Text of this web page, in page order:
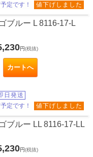
定です！ 値下げしました
ブルー L 8116-17-L
円(税抜)
カートへ
日発送
定です！ 値下げしました
ブルー LL 8116-17-LL
円(税抜)